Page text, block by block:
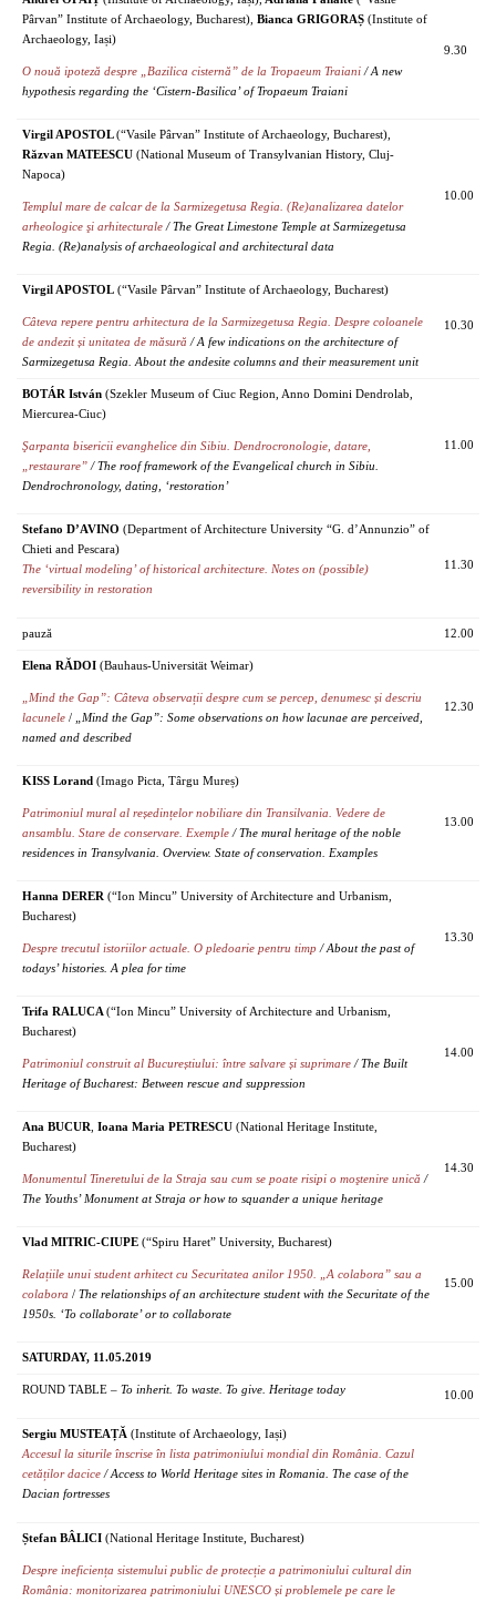
Pârvan” Institute of Archaeology, Bucharest), Bianca GRIGORAȘ (Institute of
Archaeology, Iași)
O nouă ipoteză despre „Bazilica cisternă” de la Tropaeum Traiani / A new
hypothesis regarding the ‘Cistern-Basilica’ of Tropaeum Traiani
9.30
Virgil APOSTOL(“Vasile Pârvan” Institute of Archaeology, Bucharest),
Răzvan MATEESCU (National Museum of Transylvanian History, Cluj-
Napoca)
Templul mare de calcar de la Sarmizegetusa Regia. (Re)analizarea datelor
arheologice şi arhitecturale / The Great Limestone Temple at Sarmizegetusa
Regia. (Re)analysis of archaeological and architectural data
10.00
Virgil APOSTOL (“Vasile Pârvan” Institute of Archaeology, Bucharest)
Câteva repere pentru arhitectura de la Sarmizegetusa Regia. Despre coloanele
de andezit și unitatea de măsură / A few indications on the architecture of
Sarmizegetusa Regia. About the andesite columns and their measurement unit
10.30
BOTÁR István (Szekler Museum of Ciuc Region, Anno Domini Dendrolab,
Miercurea-Ciuc)
Şarpanta bisericii evanghelice din Sibiu. Dendrocronologie, datare,
„restaurare” / The roof framework of the Evangelical church in Sibiu.
Dendrochronology, dating, ‘restoration’
11.00
Stefano D’AVINO (Department of Architecture University “G. d’Annunzio” of
Chieti and Pescara)
The ‘virtual modeling’ of historical architecture. Notes on (possible)
reversibility in restoration
11.30
pauză 12.00
Elena RĂDOI (Bauhaus-Universität Weimar)
„Mind the Gap”: Câteva observații despre cum se percep, denumesc și descriu
lacunele /
„Mind the Gap”: Some observations on how lacunae are perceived,
named and described
12.30
KISS Lorand (Imago Picta, Târgu Mureș)
Patrimoniul mural al reședințelor nobiliare din Transilvania. Vedere de
ansamblu. Stare de conservare. Exemple / The mural heritage of the noble
residences in Transylvania. Overview. State of conservation. Examples
13.00
Hanna DERER (“Ion Mincu” University of Architecture and Urbanism,
Bucharest)
Despre trecutul istoriilor actuale. O pledoarie pentru timp / About the past of
todays’ histories. A plea for time
13.30
Trifa RALUCA(“Ion Mincu” University of Architecture and Urbanism,
Bucharest)
Patrimoniul construit al Bucureștiului: între salvare și suprimare / The Built
Heritage of Bucharest: Between rescue and suppression
14.00
Ana BUCUR, Ioana Maria PETRESCU (National Heritage Institute,
Bucharest)
Monumentul Tineretului de la Straja sau cum se poate risipi o moştenire unică /
The Youths’ Monument at Straja or how to squander a unique heritage
14.30
Vlad MITRIC-CIUPE (“Spiru Haret” University, Bucharest)
Relațiile unui student arhitect cu Securitatea anilor 1950. „A colabora” sau a
colabora / The relationships of an architecture student with the Securitate of the
1950s. ‘To collaborate’ or to collaborate
15.00
SATURDAY, 11.05.2019
ROUND TABLE – To inherit. To waste. To give. Heritage today 10.00
Sergiu MUSTEAȚĂ (Institute of Archaeology, Iași)
Accesul la siturile înscrise în lista patrimoniului mondial din România. Cazul
cetăților dacice/ Access to World Heritage sites in Romania. The case of the
Dacian fortresses
Ștefan BÂLICI (National Heritage Institute, Bucharest)
Despre ineficiența sistemului public de protecție a patrimoniului cultural din
România: monitorizarea patrimoniului UNESCO și problemele pe care le